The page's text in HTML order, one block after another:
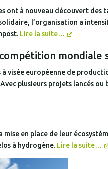
ont à nouveau découvert
l’organisation a
Lire la suite…
mondiale
visée européenne de
plusieurs projets lancés
mise en place de leur
à hydrogène. Lire la suite…